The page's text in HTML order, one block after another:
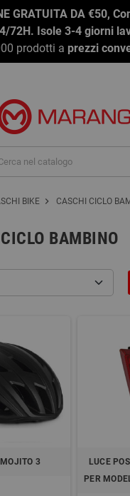
GRATUITA DA €50,
72H. Isole 3-4 giorni
prodotti a prezzi
BIKE chevron_right CASCHI CICLO
BAMBINO
3
LUCE
PER